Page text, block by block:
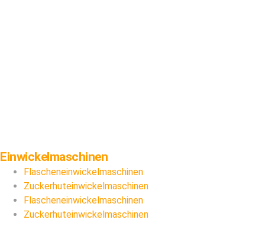
Einwickelmaschinen
Flascheneinwickelmaschinen
Zuckerhuteinwickelmaschinen
Flascheneinwickelmaschinen
Zuckerhuteinwickelmaschinen